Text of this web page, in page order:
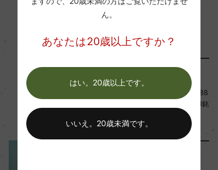
Wine Advocate 獲得点
国内ワイン専門誌評価歴
(2021)「リアル・ワイン・ガイド No.88」 旨安ワ
イン掲載
メディア・受賞情報
『リアルワインガイド』No.88
2025年冬号「旨安大賞」の3銘
2024年12月18日
ん。
あなたは20歳以上ですか？
はい。20歳以上です。
いいえ。20歳未満です。